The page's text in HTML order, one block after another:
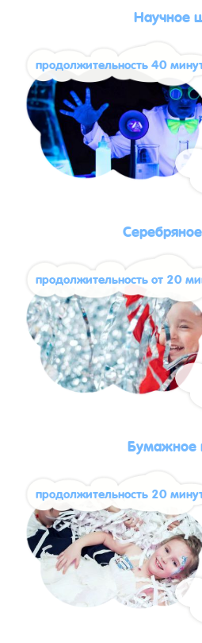
Научное
продолжительность 40
продолжительность от 20
продолжительность 20